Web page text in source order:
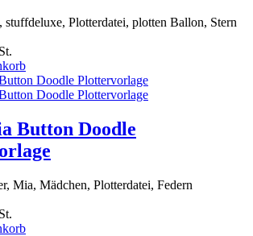
stuffdeluxe, Plotterdatei, plotten Ballon, Stern
Button Doodle
Mia, Mädchen, Plotterdatei, Federn